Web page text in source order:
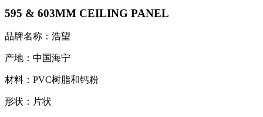
595 & 603MM CEILING PANEL
品牌名称：浩望
产地：中国海宁
材料：PVC树脂和钙粉
形状：片状